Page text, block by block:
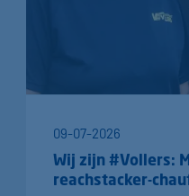
09-07-2026
Wij zijn #Vollers:
reachstacker-